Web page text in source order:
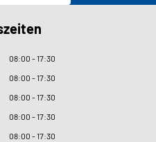
08:00 - 17:30
08:00 - 17:30
08:00 - 17:30
08:00 - 17:30
08:00 - 17:30